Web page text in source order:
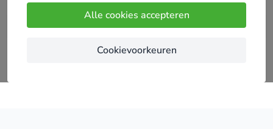
Alle cookies accepteren
Cookievoorkeuren
Vergelijk offertes